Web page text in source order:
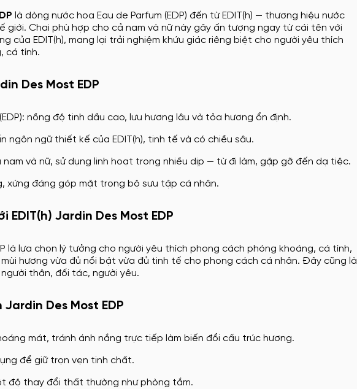
là dòng nước hoa Eau de Parfum (EDP) đến từ EDIT(h) — thương hiệu nước
giới. Chai phù hợp cho cả nam và nữ này gây ấn tượng ngay từ cái tên với
của EDIT(h), mang lại trải nghiệm khứu giác riêng biệt cho người yêu thích
cá tính.
Des Most EDP
nồng độ tinh dầu cao, lưu hương lâu và tỏa hương ổn định.
ngôn ngữ thiết kế của EDIT(h), tinh tế và có chiều sâu.
nam và nữ, sử dụng linh hoạt trong nhiều dịp — từ đi làm, gặp gỡ đến dạ tiệc.
xứng đáng góp mặt trong bộ sưu tập cá nhân.
Jardin Des Most EDP
là lựa chọn lý tưởng cho người yêu thích phong cách phóng khoáng, cá tính,
hương vừa đủ nổi bật vừa đủ tinh tế cho phong cách cá nhân. Đây cũng là
thân, đối tác, người yêu.
Des Most EDP
mát, tránh ánh nắng trực tiếp làm biến đổi cấu trúc hương.
để giữ trọn vẹn tinh chất.
độ thay đổi thất thường như phòng tắm.